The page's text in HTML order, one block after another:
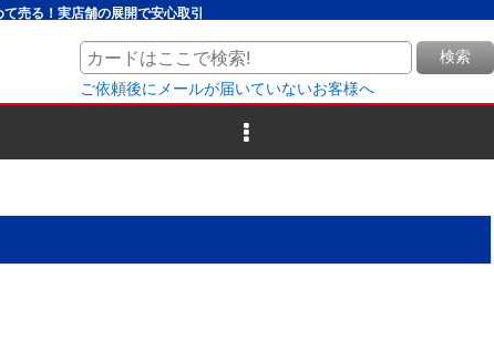
売る！実店舗の展開で安心取引
検索
ご依頼後にメールが届いていないお客様へ